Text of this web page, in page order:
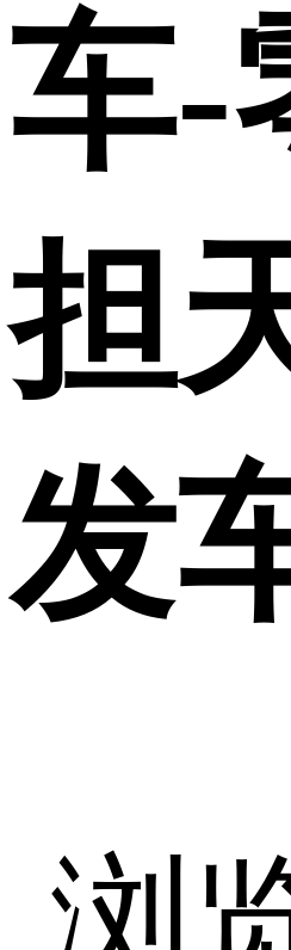
车-
担
发